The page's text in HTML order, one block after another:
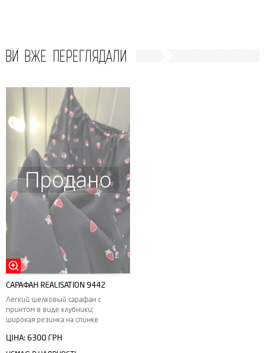
ВИ ВЖЕ ПЕРЕГЛЯДАЛИ
Продано
САРАФАН REALISATION 9442
Легкий шелковый сарафан с
принтом в виде клубники;
широкая резинка на спинке
ЦІНА: 6300 ГРН